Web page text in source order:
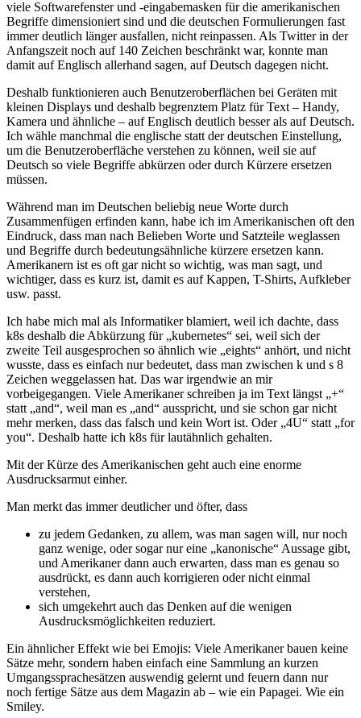
viele Softwarefenster und -eingabemasken für die amerikanischen
Begriffe dimensioniert sind und die deutschen Formulierungen fast
immer deutlich länger ausfallen, nicht reinpassen. Als Twitter in der
Anfangszeit noch auf 140 Zeichen beschränkt war, konnte man
damit auf Englisch allerhand sagen, auf Deutsch dagegen nicht.
Deshalb funktionieren auch Benutzeroberflächen bei Geräten mit
kleinen Displays und deshalb begrenztem Platz für Text – Handy,
Kamera und ähnliche – auf Englisch deutlich besser als auf Deutsch.
Ich wähle manchmal die englische statt der deutschen Einstellung,
um die Benutzeroberfläche verstehen zu können, weil sie auf
Deutsch so viele Begriffe abkürzen oder durch Kürzere ersetzen
müssen.
Während man im Deutschen beliebig neue Worte durch
Zusammenfügen erfinden kann, habe ich im Amerikanischen oft den
Eindruck, dass man nach Belieben Worte und Satzteile weglassen
und Begriffe durch bedeutungsähnliche kürzere ersetzen kann.
Amerikanern ist es oft gar nicht so wichtig, was man sagt, und
wichtiger, dass es kurz ist, damit es auf Kappen, T-Shirts, Aufkleber
usw. passt.
Ich habe mich mal als Informatiker blamiert, weil ich dachte, dass
k8s deshalb die Abkürzung für „kubernetes“ sei, weil sich der
zweite Teil ausgesprochen so ähnlich wie „eights“ anhört, und nicht
wusste, dass es einfach nur bedeutet, dass man zwischen k und s 8
Zeichen weggelassen hat. Das war irgendwie an mir
vorbeigegangen. Viele Amerikaner schreiben ja im Text längst „+“
statt „and“, weil man es „and“ ausspricht, und sie schon gar nicht
mehr merken, dass das falsch und kein Wort ist. Oder „4U“ statt „for
you“. Deshalb hatte ich k8s für lautähnlich gehalten.
Mit der Kürze des Amerikanischen geht auch eine enorme
Ausdrucksarmut einher.
Man merkt das immer deutlicher und öfter, dass
zu jedem Gedanken, zu allem, was man sagen will, nur noch
ganz wenige, oder sogar nur eine „kanonische“ Aussage gibt,
und Amerikaner dann auch erwarten, dass man es genau so
ausdrückt, es dann auch korrigieren oder nicht einmal
verstehen,
sich umgekehrt auch das Denken auf die wenigen
Ausdrucksmöglichkeiten reduziert.
Ein ähnlicher Effekt wie bei Emojis: Viele Amerikaner bauen keine
Sätze mehr, sondern haben einfach eine Sammlung an kurzen
Umgangssprachesätzen auswendig gelernt und feuern dann nur
noch fertige Sätze aus dem Magazin ab – wie ein Papagei. Wie ein
Smiley.